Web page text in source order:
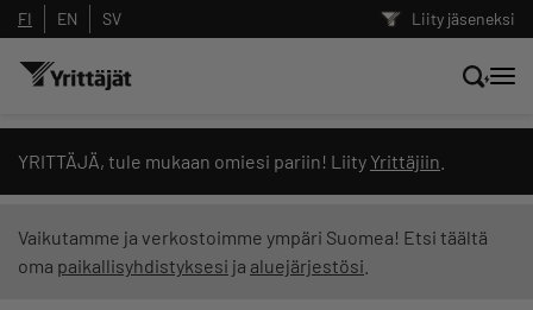
Liity jäseneksi
FI EN SV
YRITTÄJÄ, tule mukaan omiesi pariin! Liity Yrittäjiin
Vaikutamme ja verkostoimme ympäri Suomea! Etsi täältä
oma paikallisyhdistyksesi ja aluejärjestösi
Hae sivustolta tai kysy suoraan
Yrittäjien tekoälyltä